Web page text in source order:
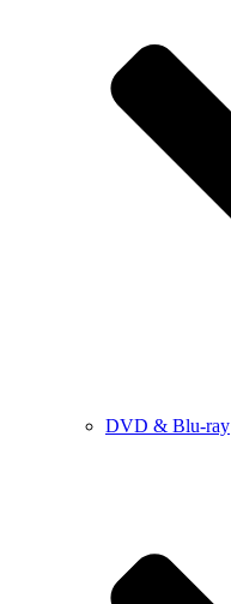
DVD & Blu-ray